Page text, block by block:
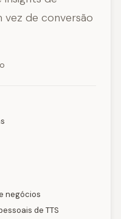
vez de conversão
negócios
de TTS